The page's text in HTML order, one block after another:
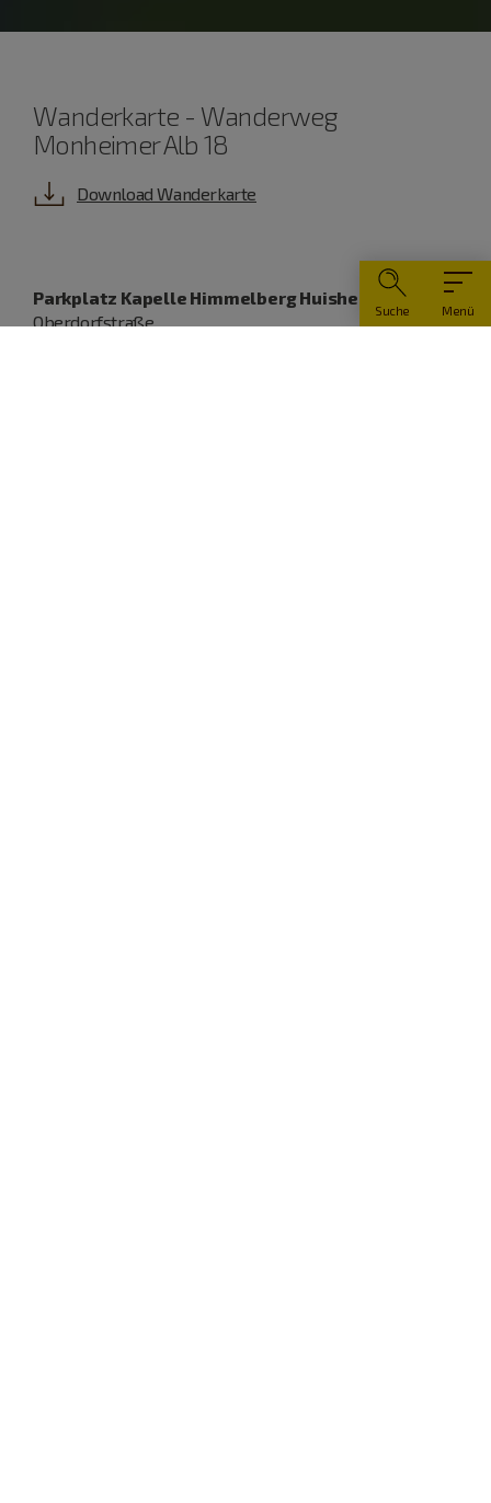
Menü
Suche
Wanderkarte - Wanderweg
Monheimer Alb 18
Download Wanderkarte
Parkplatz Kapelle Himmelberg Huisheim
Oberdorfstraße